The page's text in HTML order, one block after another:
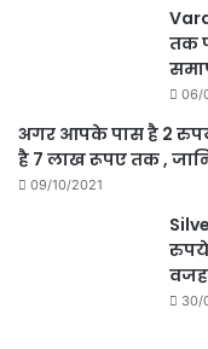
तक
06/
अगर आपके पास है 2
है 7 लाख रूपए तक ,
09/10/2021
रुपये
वजह
30/